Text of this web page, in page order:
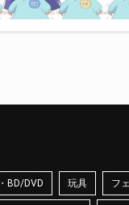
BD/DVD 玩具 フ